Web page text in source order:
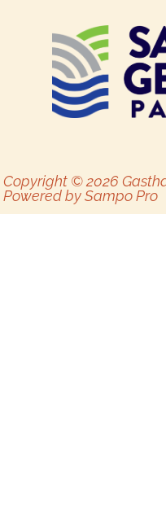
Copyright © 2026
Powered bySampo Pro